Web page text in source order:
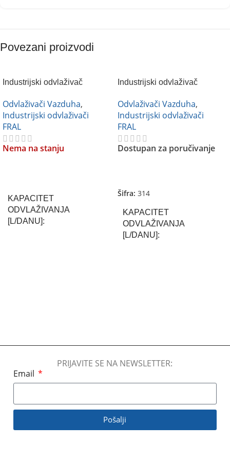
Povezani proizvodi
Industrijski odvlaživač
Odvlaživači Vazduha,
Industrijski odvlaživači
FRAL
Nema na stanju
KAPACITET
ODVLAŽIVANJA
[L/DANU]
PROTOK VAZDUHA
VAZDUHA
Industrijski odvlaživač
Odvlaživači Vazduha,
Industrijski odvlaživači
FRAL
Dostupan za poručivanje
Šifra: 314
KAPACITET
ODVLAŽIVANJA
[L/DANU]
50-60 dB
2000 m3/h
PRIJAVITE SE NA NEWSLETTER:
Email
Pošalji